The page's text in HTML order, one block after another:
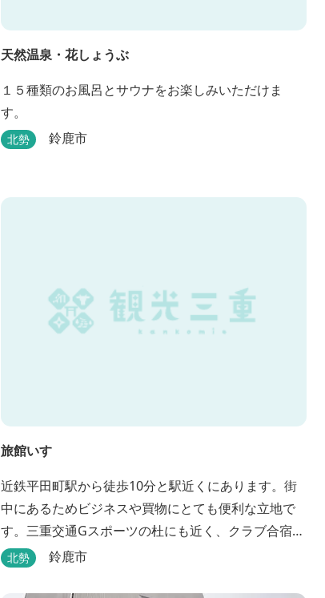
天然温泉・花しょうぶ
１５種類のお風呂とサウナをお楽しみいただけま
す。
北勢 鈴鹿市
旅館いすゞ
近鉄平田町駅から徒歩10分と駅近くにあります。街
中にあるためビジネスや買物にとても便利な立地で
す。三重交通Gスポーツの杜にも近く、クラブ合宿な
どに最適です。
北勢 鈴鹿市